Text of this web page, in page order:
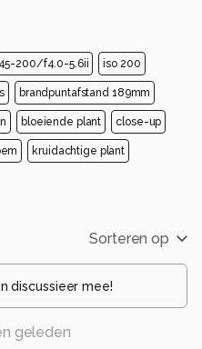
200/f4.0-5.6ii iso 200
brandpuntafstand 189mm
bloeiende plant close-up
kruidachtige plant
Sorteren op
discussieer mee!
geleden